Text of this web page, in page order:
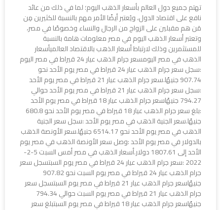
تهتم جميع دول العالم بأسعار الذهب اليوم؛ لما في ذلك من عائد
نافع على اقتصاد الدول، ويُعتبر أيضًا الأمر مهم بالنسبة للكثيرين مِن
مَن هم مقبلين على الزواج من الرجال والنساء وخصوصًا في مصر،
وتعتبر أسعار الذهب اليوم في مصر معلومات هامة بالنسبة
للمستثمرين وذلك لارتباط أسعار الذهب بالاقتصاد العالميأسعار
الذهب في مصر اليومسعر جرام الذهب عيار 24 قيراط في مصر اليوم
:سجل سعر جرام الذهب عيار 24 قيراط في مصر يوم الأحد نحو
907.74 جنيهًا.سعر جرام الذهب عيار 21 قيراط في مصر يوم الأحد
:سجل سعر جرام الذهب عيار 21 قيراط في مصر يوم الأحد حوالي
794.27 جنيهًاسعر جرام الذهب عيار 18 قيراط في مصر يوم الأحد
:بلغ سعر جرام الذهب عيار 18 قيراط في مصر يوم الأحد نحو 680.8
جنيهًا.سعر الجنية الذهب في مصر يوم الأحد :سجل سعر الجنية
الذهب في مصر يوم الأحد نحو 6514.17 جنيهًا.سعر الأونصة الذهب
بالدولار في مصر يوم الأحد :وصل سعر الأونصة الذهب في مصر يوم
الأحد إلى 1807.61 دولار.أسعار الذهب في مصر أمس السبت 5-2-
2022 :سعر جرام الذهب عيار 24 قيراط في مصر يوم السبتسجل سعر
جرام الذهب عيار 24 قيراط في مصر يوم السبت نحو 907.82
جنيهًاسعر جرام الذهب عيار 21 قيراط في مصر يوم السبتسجل سعر
جرام الذهب عيار 21 قيراط في مصر يوم السبت حوالي 794.34
جنيهًاسعر جرام الذهب عيار 18 قيراط في مصر يوم السبتبلغ سعر